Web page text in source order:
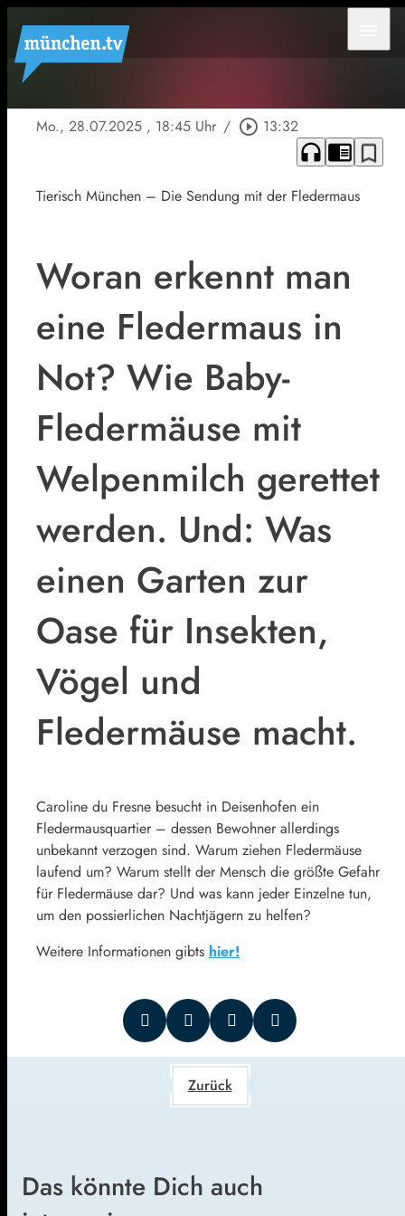
Mo., 28.07.2025 , 18:45 Uhr / play_circle_outline 13:32
headphones chrome_reader_mode bookmark_border
Tierisch München – Die Sendung mit der Fledermaus
Woran erkennt man
eine Fledermaus in
Not? Wie Baby-
Fledermäuse mit
Welpenmilch gerettet
werden. Und: Was
einen Garten zur
Oase für Insekten,
Vögel und
Fledermäuse macht.
Caroline du Fresne besucht in Deisenhofen ein
Fledermausquartier – dessen Bewohner allerdings
unbekannt verzogen sind. Warum ziehen Fledermäuse
laufend um? Warum stellt der Mensch die größte Gefahr
für Fledermäuse dar? Und was kann jeder Einzelne tun,
um den possierlichen Nachtjägern zu helfen?
Weitere Informationen gibts hier!
Zurück
Das könnte Dich auch